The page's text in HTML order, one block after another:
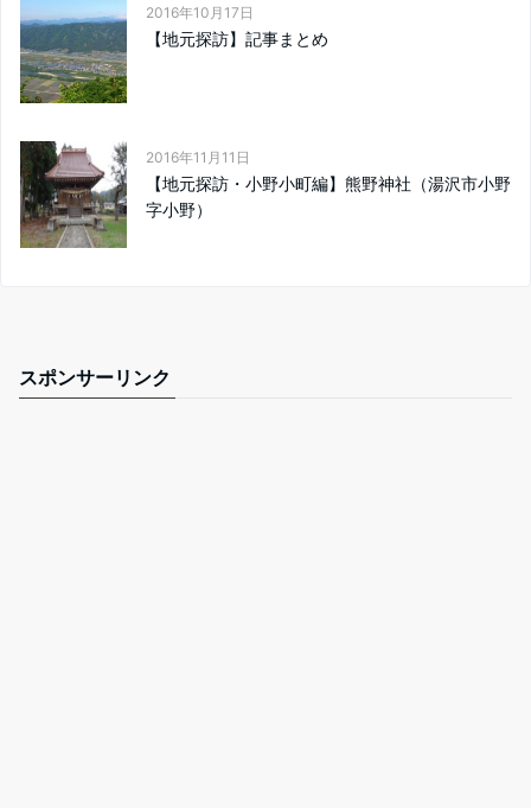
2016年10月17日
【地元探訪】記事まとめ
2016年11月11日
【地元探訪・小野小町編】熊野神社（湯沢市小野
字小野）
スポンサーリンク